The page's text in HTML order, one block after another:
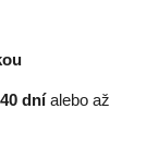
dní alebo až